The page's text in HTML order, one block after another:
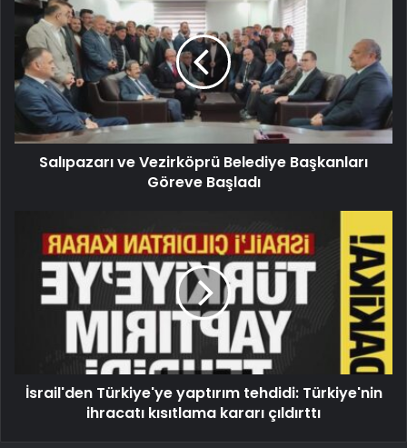
Salıpazarı ve Vezirköprü Belediye Başkanları
Göreve Başladı
İsrail'den Türkiye'ye yaptırım tehdidi: Türkiye'nin
ihracatı kısıtlama kararı çıldırttı